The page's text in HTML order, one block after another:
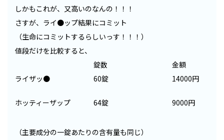
しかもこれが、又高いのなんの！！！
さすが、ライ●ップ結果にコミット
（生命にコミットするらしいっす！！！）
値段だけを比較すると、
錠数
金額
ライザッ●
60錠 14000円
ホッティーザップ 64錠 9000円
（主要成分の一錠あたりの含有量も同じ）